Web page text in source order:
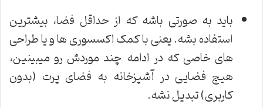
باید به صورتی باشه که از حداقل فضا، بیشترین
استفاده بشه. یعنی با کمک اکسسوری ها و یا طراحی
های خاصی که در ادامه چند موردش رو میبینین،
هیچ فضایی در آشپزخانه به فضای پرت (بدون
کاربری) تبدیل نشه.